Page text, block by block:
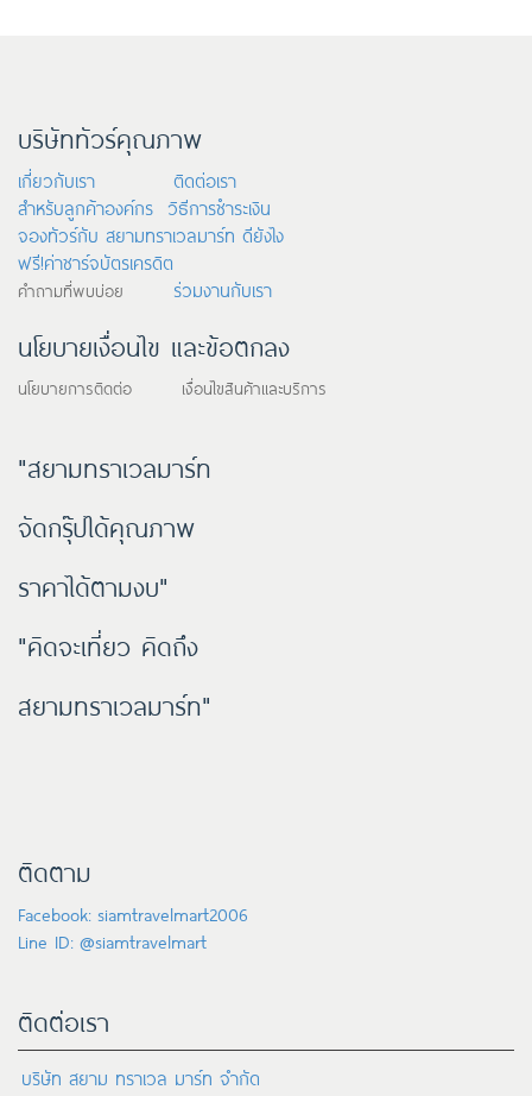
บริษัททัวร์คุณภาพ
เกี่ยวกับเรา
ติดต่อเรา
สำหรับลูกค้าองค์กร วิธีการชำระเงิน
จองทัวร์กับ สยามทราเวลมาร์ท ดียังไง
ฟรี!ค่าชาร์จบัตรเครดิต
คำถามที่พบบ่อย ร่วมงานกับเรา
นโยบายเงื่อนไข และข้อตกลง
นโยบายการติดต่อ เงื่อนไขสินค้าและบริการ
"สยามทราเวลมาร์ท
จัดกรุ๊ปได้คุณภาพ
ราคาได้ตามงบ"
"คิดจะเที่ยว คิดถึง
สยามทราเวลมาร์ท"
ติดตาม
Facebook: siamtravelmart2006
Line ID: @siamtravelmart
ติดต่อเรา
บริษัท สยาม ทราเวล มาร์ท จำกัด